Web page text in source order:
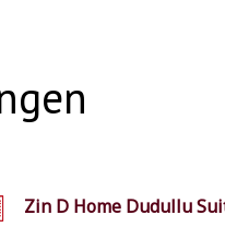
Zin D Home Dudullu